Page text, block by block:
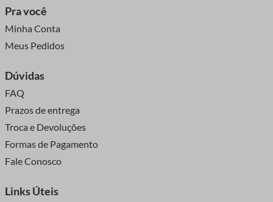
Pra você
Minha Conta
Meus Pedidos
Dúvidas
FAQ
Prazos de entrega
Troca e Devoluções
Formas de Pagamento
Fale Conosco
Links Úteis